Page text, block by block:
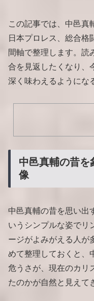
この記事では、中邑真
日本プロレス、総合格
間軸で整理します。読
合を見返したくなり、
深く味わえるようにな
中邑真輔の昔を
像
中邑真輔の昔を思い出
いうシンプルな姿でリ
ージがよみがえる人が
めて整理しておくと、
危うさが、現在のカリ
たのかが自然と見えて